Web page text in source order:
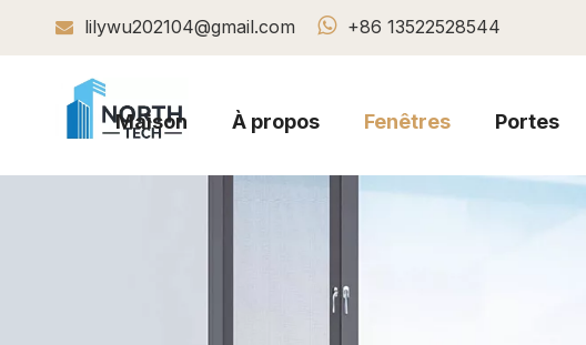
 lilywu202104@gmail.com  +86 13522528544
Maison À propos Fenêtres Portes